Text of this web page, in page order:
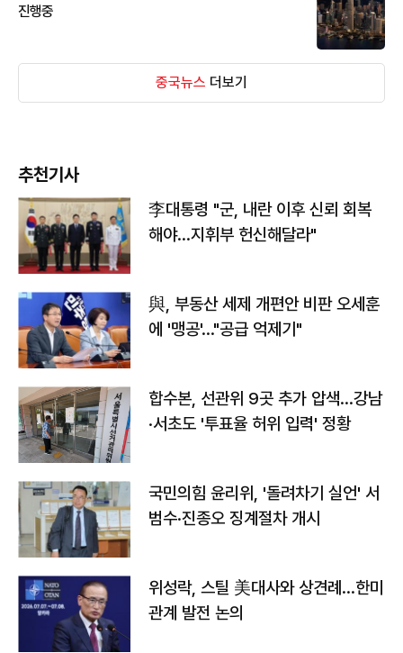
진행중
중국뉴스 더보기
추천기사
李대통령 "군, 내란 이후 신뢰 회복
해야…지휘부 헌신해달라"
與, 부동산 세제 개편안 비판 오세훈
에 '맹공'…"공급 억제기"
합수본, 선관위 9곳 추가 압색…강남
·서초도 '투표율 허위 입력' 정황
국민의힘 윤리위, '돌려차기 실언' 서
범수·진종오 징계절차 개시
위성락, 스틸 美대사와 상견례…한미
관계 발전 논의